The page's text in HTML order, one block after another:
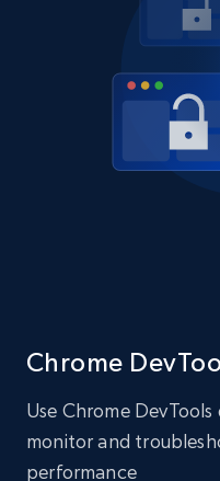
Chrome
Use Chrome
monitor and
performance